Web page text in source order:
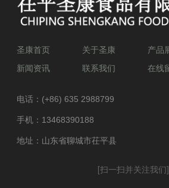
圣康首页 关于圣康 产品
新闻资讯
联系我们 在线
电话： (+86) 635 2988799
手机： 13468390188
地址：山东省聊城市茌平县
[扫一扫并关注我们]